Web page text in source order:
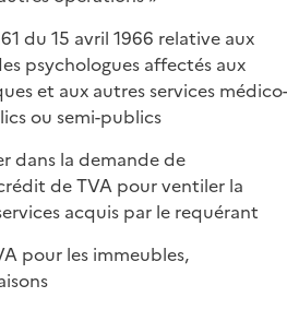
du 15 avril 1966 relative aux
psychologues affectés aux
et aux autres services médico-
ou semi-publics
dans la demande de
de TVA pour ventiler la
acquis par le requérant
pour les immeubles,